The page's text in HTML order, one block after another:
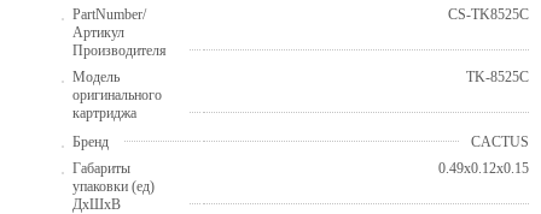
PartNumber/
Артикул
Производителя
CS-TK8525C
Модель
оригинального
картриджа
TK-8525C
Бренд
CACTUS
Габариты
упаковки (ед)
ДхШхВ
0.49x0.12x0.15